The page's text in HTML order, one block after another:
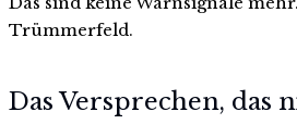
Trümmerfeld.
Das Versprechen, das